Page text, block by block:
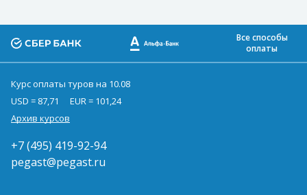
Все способы
оплаты
Курс оплаты туров на 10.08
USD = 87,71
EUR = 101,24
Архив курсов
+7 (495) 419-92-94
pegast@pegast.ru